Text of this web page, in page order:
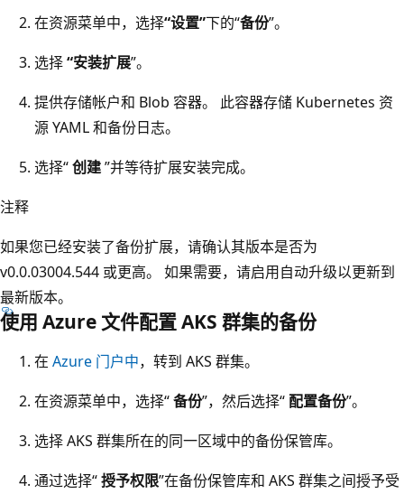
在资源菜单中，选择“设置”下的“备份”。
选择“安装扩展”。
提供存储帐户和 Blob 容器。 此容器存储 Kubernetes 资
源 YAML 和备份日志。
选择“创建”并等待扩展安装完成。
注释
如果您已经安装了备份扩展，请确认其版本是否为
v0.0.03004.544 或更高。 如果需要，请启用自动升级以更新到
最新版本。
使用 Azure 文件配置 AKS 群集的备份
在 Azure 门户中，转到 AKS 群集。
在资源菜单中，选择“备份”，然后选择“ 配置备份”。
选择 AKS 群集所在的同一区域中的备份保管库。
通过选择“授予权限”在备份保管库和 AKS 群集之间授予受